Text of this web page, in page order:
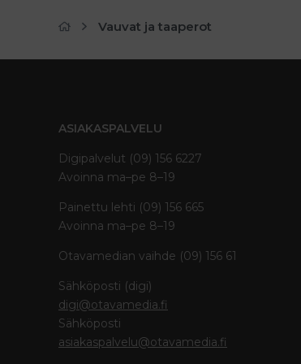
Vauvat ja taaperot
ASIAKASPALVELU
Digipalvelut (09) 156 6227
Avoinna ma–pe 8–19
Painettu lehti (09) 156 665
Avoinna ma–pe 8–19
Otavamedian vaihde (09) 156 61
Sähköposti (digi)
digi@otavamedia.fi
Sähköposti
asiakaspalvelu@otavamedia.fi